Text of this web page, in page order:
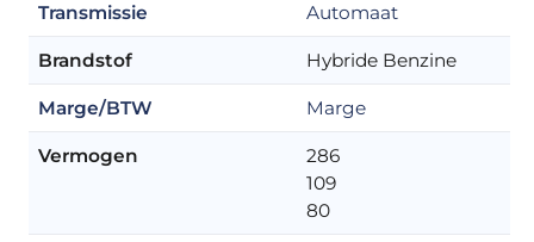
Transmissie Automaat
Brandstof Hybride Benzine
Marge/BTW Marge
Vermogen
286
109
80